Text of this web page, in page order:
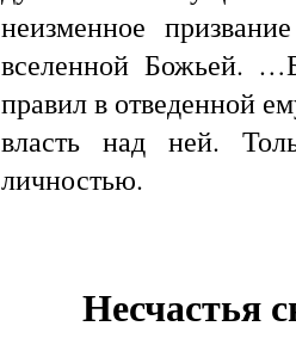
неизменное
вселенной Божьей.
правил в отведенной
власть над ней.
личностью.
Несчастья